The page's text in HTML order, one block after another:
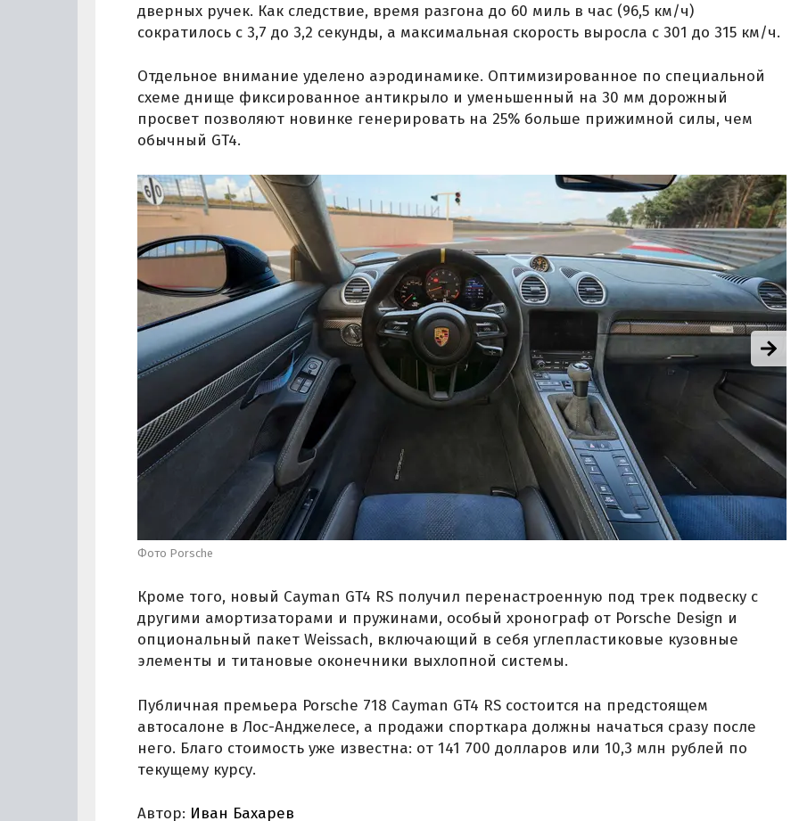
дверных ручек. Как следствие, время разгона до 60 миль в час (96,5 км/ч)
сократилось с 3,7 до 3,2 секунды, а максимальная скорость выросла с 301 до 315 км/ч.
Отдельное внимание уделено аэродинамике. Оптимизированное по специальной
схеме днище фиксированное антикрыло и уменьшенный на 30 мм дорожный
просвет позволяют новинке генерировать на 25% больше прижимной силы, чем
обычный GT4.
Фото Porsche
Кроме того, новый Cayman GT4 RS получил перенастроенную под трек подвеску с
другими амортизаторами и пружинами, особый хронограф от Porsche Design и
опциональный пакет Weissach, включающий в себя углепластиковые кузовные
элементы и титановые оконечники выхлопной системы.
Публичная премьера Porsche 718 Cayman GT4 RS состоится на предстоящем
автосалоне в Лос-Анджелесе, а продажи спорткара должны начаться сразу после
него. Благо стоимость уже известна: от 141 700 долларов или 10,3 млн рублей по
текущему курсу.
Автор: Иван Бахарев